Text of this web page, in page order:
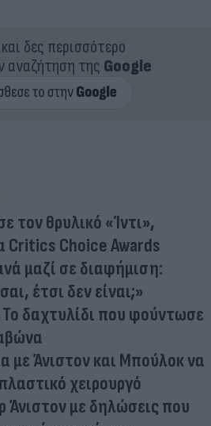
δες περισσότερο
αναζήτηση της Google
τον θρυλικό «Ίντι»,
Critics Choice Awards
μαζί σε διαφήμιση:
έτσι δεν είναι;»
Το δαχτυλίδι που φούντωσε
με Άνιστον και Μπούλοκ να
χειρουργό
Άνιστον με δηλώσεις που